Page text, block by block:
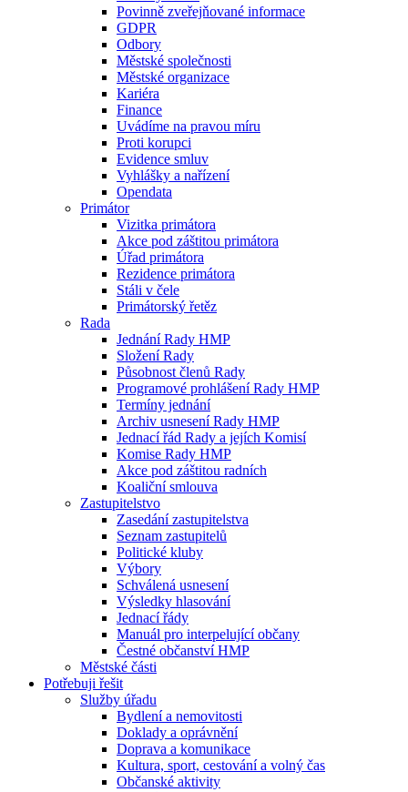
Povinně zveřejňované informace
GDPR
Odbory
Městské společnosti
Městské organizace
Kariéra
Finance
Uvádíme na pravou míru
Proti korupci
Evidence smluv
Vyhlášky a nařízení
Opendata
Primátor
Vizitka primátora
Akce pod záštitou primátora
Úřad primátora
Rezidence primátora
Stáli v čele
Primátorský řetěz
Rada
Jednání Rady HMP
Složení Rady
Působnost členů Rady
Programové prohlášení Rady HMP
Termíny jednání
Archiv usnesení Rady HMP
Jednací řád Rady a jejích Komisí
Komise Rady HMP
Akce pod záštitou radních
Koaliční smlouva
Zastupitelstvo
Zasedání zastupitelstva
Seznam zastupitelů
Politické kluby
Výbory
Schválená usnesení
Výsledky hlasování
Jednací řády
Manuál pro interpelující občany
Čestné občanství HMP
Městské části
Potřebuji řešit
Služby úřadu
Bydlení a nemovitosti
Doklady a oprávnění
Doprava a komunikace
Kultura, sport, cestování a volný čas
Občanské aktivity